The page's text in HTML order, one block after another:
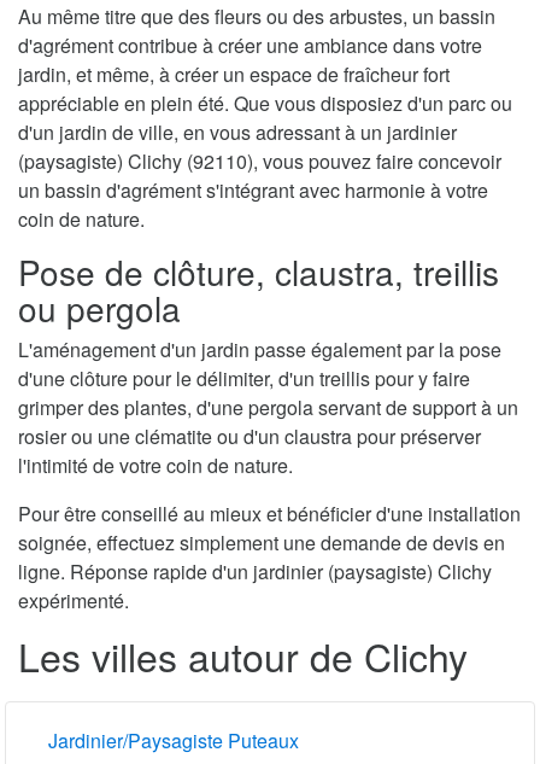
Au même titre que des fleurs ou des arbustes, un bassin
d'agrément contribue à créer une ambiance dans votre
jardin, et même, à créer un espace de fraîcheur fort
appréciable en plein été. Que vous disposiez d'un parc ou
d'un jardin de ville, en vous adressant à un jardinier
(paysagiste) Clichy (92110), vous pouvez faire concevoir
un bassin d'agrément s'intégrant avec harmonie à votre
coin de nature.
Pose de clôture, claustra, treillis
ou pergola
L'aménagement d'un jardin passe également par la pose
d'une clôture pour le délimiter, d'un treillis pour y faire
grimper des plantes, d'une pergola servant de support à un
rosier ou une clématite ou d'un claustra pour préserver
l'intimité de votre coin de nature.
Pour être conseillé au mieux et bénéficier d'une installation
soignée, effectuez simplement une demande de devis en
ligne. Réponse rapide d'un jardinier (paysagiste) Clichy
expérimenté.
Les villes autour de Clichy
Jardinier/Paysagiste Puteaux